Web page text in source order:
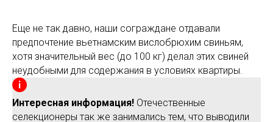
Еще не так давно, наши сограждане отдавали
предпочтение вьетнамским вислобрюхим свиньям,
хотя значительный вес (до 100 кг) делал этих свиней
неудобными для содержания в условиях квартиры.
Интересная информация! Отечественные
селекционеры так же занимались тем, что выводили